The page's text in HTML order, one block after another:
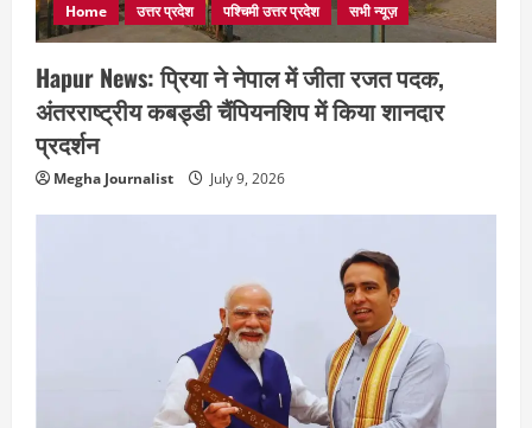
Home उत्तर प्रदेश पश्चिमी उत्तर प्रदेश सभी न्यूज़
Hapur News: प्रिया ने नेपाल में जीता रजत पदक,
अंतरराष्ट्रीय कबड्डी चैंपियनशिप में किया शानदार
प्रदर्शन
Megha Journalist July 9, 2026